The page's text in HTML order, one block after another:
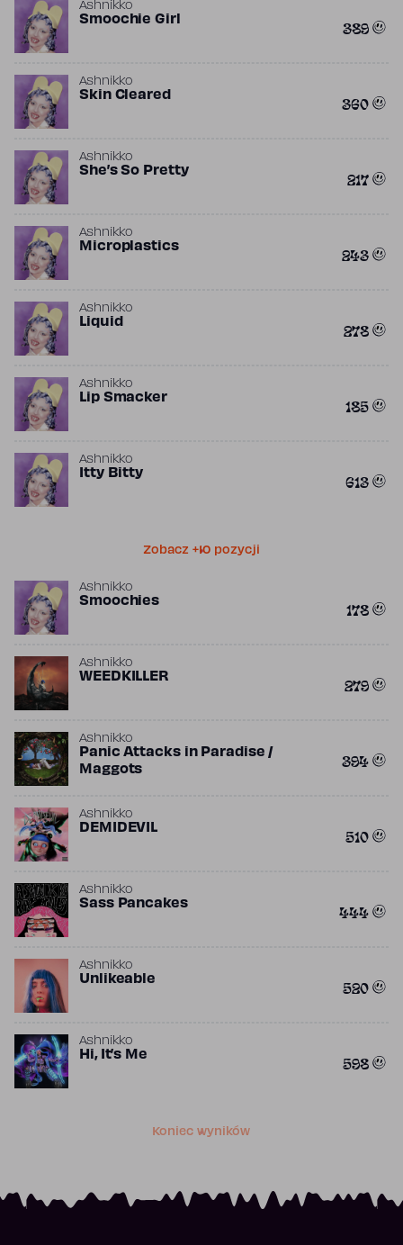
Ashnikko
Smoochie Girl 389
Ashnikko
Skin Cleared 360
Ashnikko
She’s So Pretty 217
Ashnikko
Microplastics 243
Ashnikko
Liquid 278
Ashnikko
Lip Smacker 185
Ashnikko
Itty Bitty 613
Zobacz +10 pozycji
Ashnikko
Smoochies 178
Ashnikko
WEEDKILLER 279
Ashnikko
Panic Attacks in Paradise /
Maggots
394
Ashnikko
DEMIDEVIL 510
Ashnikko
Sass Pancakes 444
Ashnikko
Unlikeable 520
Ashnikko
Hi, It’s Me 598
Koniec wyników